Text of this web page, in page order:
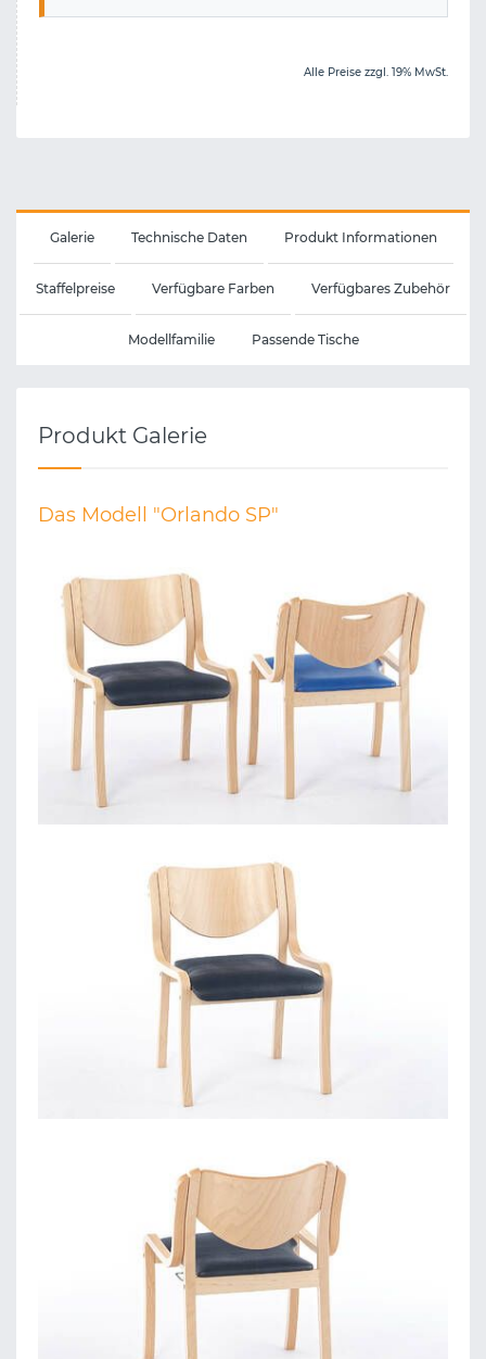
Alle Preise zzgl. 19% MwSt.
Galerie Technische Daten Produkt Informationen
Staffelpreise Verfügbare Farben Verfügbares Zubehör
Modellfamilie Passende Tische
Produkt Galerie
Das Modell "Orlando SP"